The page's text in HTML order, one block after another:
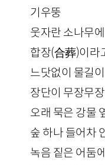
기우뚱
웃자란 소나무
합장(合葬)이라
느닷없이 물길
장단이 무장무
오래 묵은 강물
숲 하나 들어차
녹음 짙은 어둠